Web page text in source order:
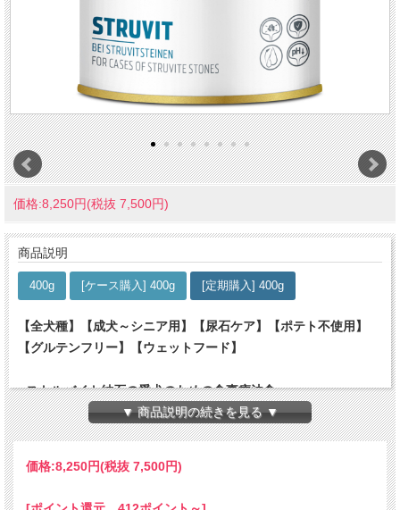
価格:8,250円(税抜 7,500円)
商品説明
400g [ケース購入] 400g [定期購入] 400g
【全犬種】【成犬～シニア用】【尿石ケア】【ポテト不使用】
【グルテンフリー】【ウェットフード】
- ストルバイト結石の愛犬のための食事療法食 -
●ストルバイト結石症の愛犬の尿路ケアに配慮したレシ
ピ
●リン、タンパク質、マグネシウム含有量を最適に調整
▼ 商品説明の続きを見る ▼
価格:8,250円(税抜 7,500円)